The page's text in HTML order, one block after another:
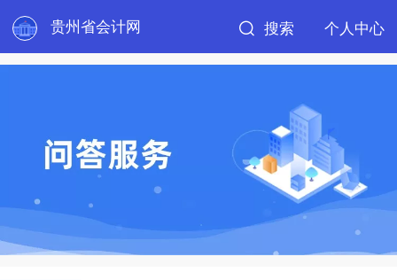
贵州省会计网 搜索 个人中心